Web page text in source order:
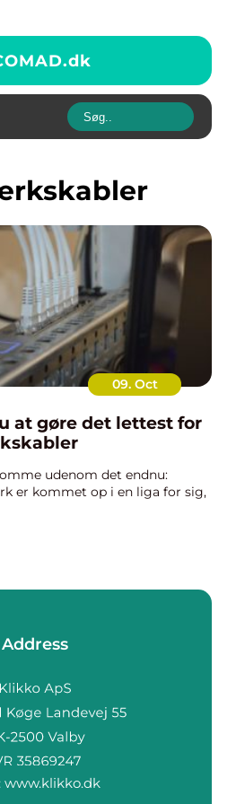
dk
09. Oct
at gøre det lettest for
udenom det endnu:
er kommet op i en liga for sig,
Address
www.klikko.dk